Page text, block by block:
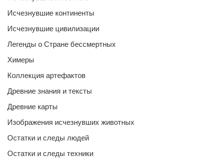
Исчезнувшие континенты
Исчезнувшие цивилизации
Легенды о Стране бессмертных
Химеры
Коллекция артефактов
Древние знания и тексты
Древние карты
Изображения исчезнувших животных
Остатки и следы людей
Остатки и следы техники